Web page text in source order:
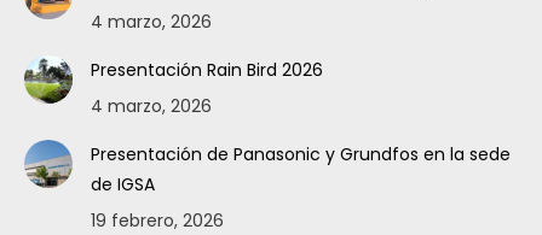
4 marzo, 2026
Presentación Rain Bird 2026
4 marzo, 2026
Presentación de Panasonic y Grundfos en la sede
de IGSA
19 febrero, 2026